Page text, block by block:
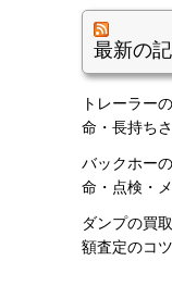
最新の
トレーラー
命・長持ち
バックホー
命・点検・
ダンプの買
額査定のコ